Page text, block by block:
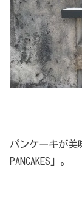
パンケーキが美
PANCAKES」。